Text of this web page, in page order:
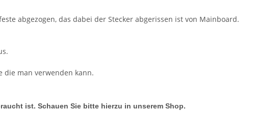
abgezogen, das dabei der Stecker abgerissen ist von Mainboard.
die man verwenden kann.
ist. Schauen Sie bitte hierzu in unserem Shop.